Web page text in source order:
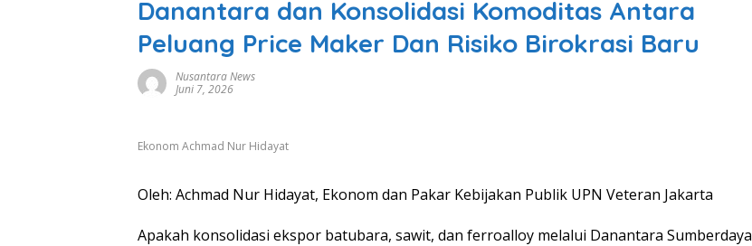
Danantara dan Konsolidasi Komoditas Antara
Peluang Price Maker Dan Risiko Birokrasi Baru
Nusantara News
Juni 7, 2026
Ekonom Achmad Nur Hidayat
Oleh: Achmad Nur Hidayat, Ekonom dan Pakar Kebijakan Publik UPN Veteran Jakarta
Apakah konsolidasi ekspor batubara, sawit, dan ferroalloy melalui Danantara Sumberdaya